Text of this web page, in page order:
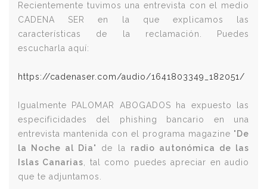
Recientemente tuvimos una entrevista con el medio
CADENA SER en la que explicamos las
características de la reclamación. Puedes
escucharla aquí:
https://cadenaser.com/audio/1641803349_182051/
Igualmente PALOMAR ABOGADOS ha expuesto las
especificidades del phishing bancario en una
entrevista mantenida con el programa magazine " De
la Noche al Dia" de la radio autonómica de las
Islas Canarias , tal como puedes apreciar en audio
que te adjuntamos.